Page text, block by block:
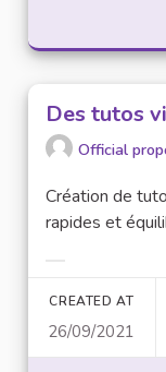
Des tutos
Official
Création de
rapides et
CREATED AT
26/09/2021